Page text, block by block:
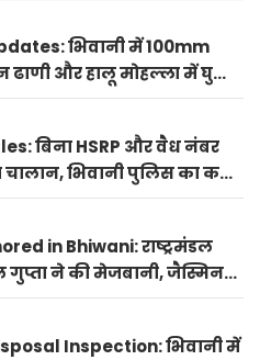
भिवानी में 100mm
ढाणी और हालू मोहल्ला में घुसा
बिना HSRP और वैध नंबर
भिवानी पुलिस का कड़ा
in Bhiwani: राष्ट्रमंडल
गुप्ता ने की मेजबानी, जैस्मिन
Inspection: भिवानी में